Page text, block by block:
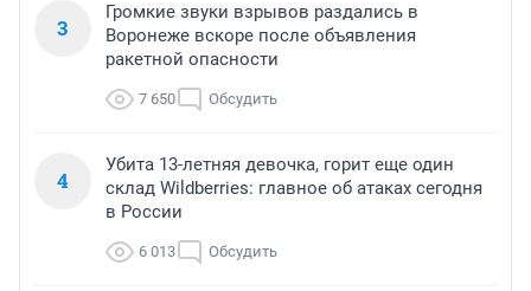
3
Громкие звуки взрывов раздались в
Воронеже вскоре после объявления
ракетной опасности
7 650 Обсудить
4
Убита 13-летняя девочка, горит еще один
склад Wildberries: главное об атаках сегодня
в России
6 013 Обсудить